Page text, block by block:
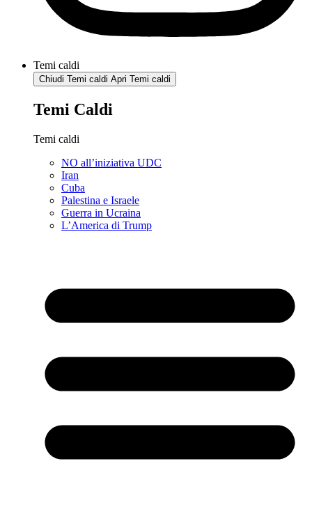
Temi caldi
Chiudi Temi caldi Apri Temi caldi
Temi Caldi
Temi caldi
NO all’iniziativa UDC
Iran
Cuba
Palestina e Israele
Guerra in Ucraina
L’America di Trump